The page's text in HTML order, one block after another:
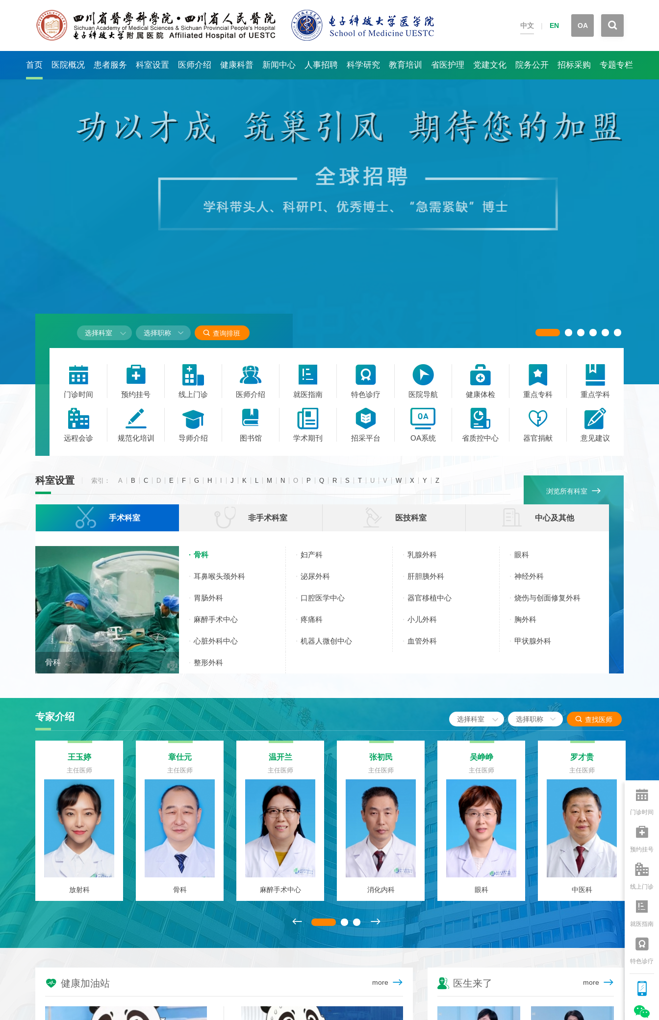


OA
中文 | EN
首页 医院概况 患者服务 科室设置 医师介绍 健康科普 新闻中心 人事招聘 科学研究 教育培训 省医护理 党建文化 院务公开 招标采购 专题专栏
选择科室   查询排班

门诊时间

预约挂号

线上门诊

医师介绍

就医指南

特色诊疗

医院导航

健康体检

重点专科

重点学科

远程会诊

规范化培训

导师介绍

图书馆

学术期刊

招采平台

OA系统

省质控中心

器官捐献

意见建议
科室设置 索引： A B C D E F G H J K L M N O P Q R S T U V W X Y Z
 手术科室 非手术科室 医技科室 中心及其他
骨科
骨科 妇产科 乳腺外科 眼科
耳鼻喉头颈外科 泌尿外科 肝胆胰外科 神经外科
胃肠外科 口腔医学中心 器官移植中心 烧伤与创面修复外科
麻醉手术中心 疼痛科 小儿外科 胸外科
心脏外科中心 机器人微创中心 血管外科 甲状腺外科
整形外科
浏览所有科室 
专家介绍 选择科室   查找医师
马艳
主任医师
儿科
赵得晟
主任医师
朱世凯
主任医师
器官移植中心
张伟
主任医师
骨科
何刚
主任医师
耳鼻喉头颈外科
郭富强
主任医师
神经内科
 健康加油站 more  医生来了 more

门诊时间

预约挂号

线上门诊

就医指南

特色诊疗

